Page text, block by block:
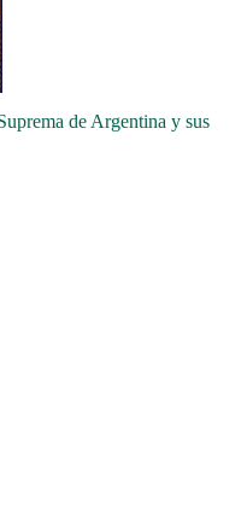
de Argentina y sus